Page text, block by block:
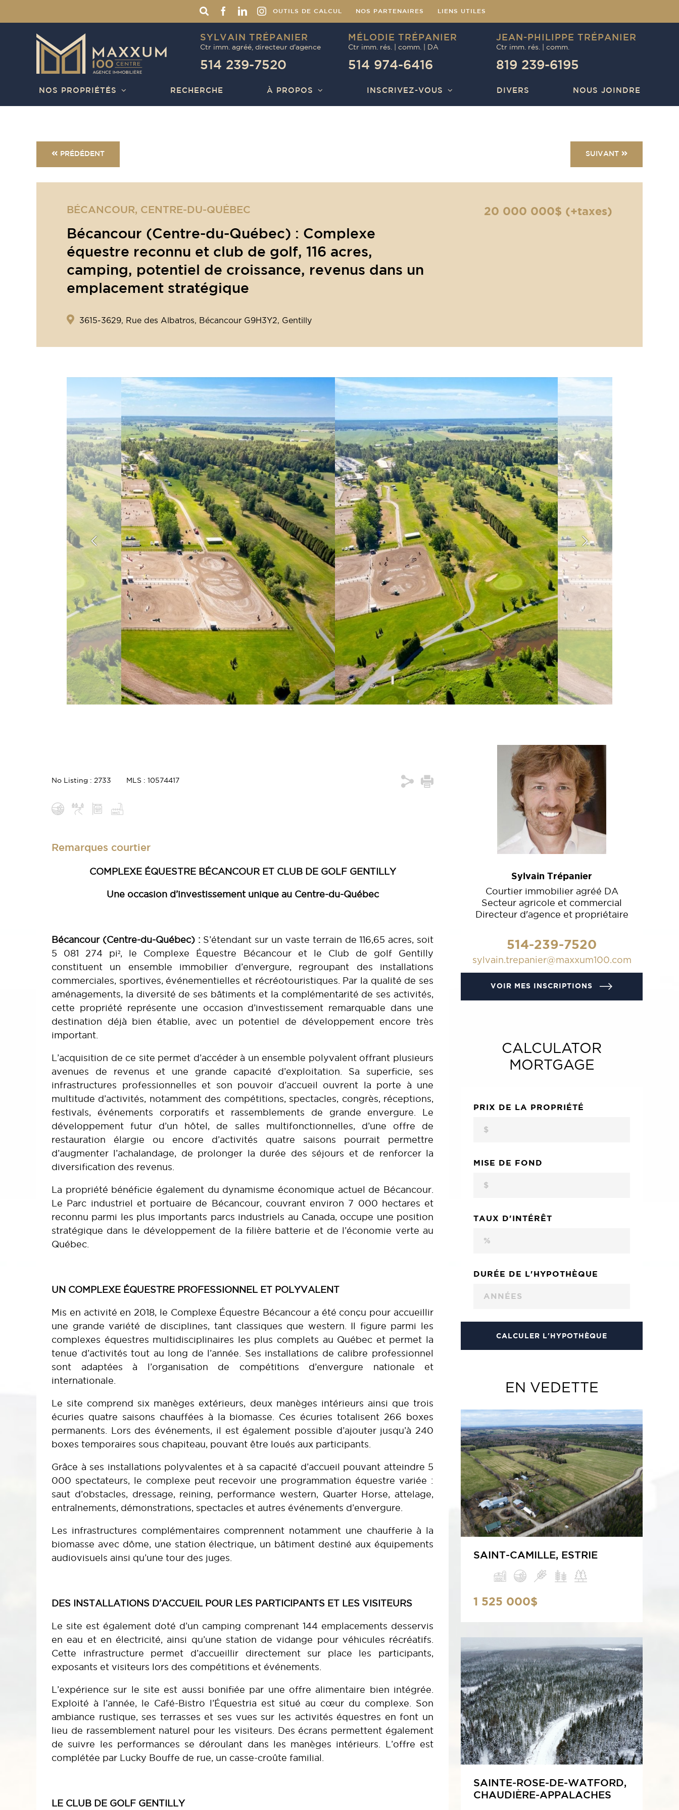
OUTILS DE CALCUL NOS PARTENAIRES LIENS UTILES
SYLVAIN TRÉPANIER
Ctr imm. agréé, directeur d'agence
514 239-7520
MÉLODIE TRÉPANIER
Ctr imm. rés. | comm. | DA
514 974-6416
JEAN-PHILIPPE TRÉPANIER
Ctr imm. rés. | comm.
819 239-6195
NOS PROPRIÉTÉS RECHERCHE À PROPOS INSCRIVEZ-VOUS DIVERS NOUS JOINDRE
PRÉDÉDENT SUIVANT
BÉCANCOUR, CENTRE-DU-QUÉBEC
Bécancour (Centre-du-Québec) : Complexe
équestre reconnu et club de golf, 116 acres,
camping, potentiel de croissance, revenus dans un
emplacement stratégique
3615-3629, Rue des Albatros, Bécancour G9H3Y2, Gentilly
20 000 000$ (+taxes)
No Listing : 2733 MLS : 10574417
Remarques courtier
COMPLEXE ÉQUESTRE BÉCANCOUR ET CLUB DE GOLF GENTILLY
Une occasion d’investissement unique au Centre-du-Québec
Bécancour (Centre-du-Québec) : S’étendant sur un vaste terrain de 116,65 acres, soit
5 081 274 pi², le Complexe Équestre Bécancour et le Club de golf Gentilly
constituent un ensemble immobilier d’envergure, regroupant des installations
commerciales, sportives, événementielles et récréotouristiques. Par la qualité de ses
aménagements, la diversité de ses bâtiments et la complémentarité de ses activités,
cette propriété représente une occasion d’investissement remarquable dans une
destination déjà bien établie, avec un potentiel de développement encore très
important.
L’acquisition de ce site permet d’accéder à un ensemble polyvalent offrant plusieurs
avenues de revenus et une grande capacité d’exploitation. Sa superficie, ses
infrastructures professionnelles et son pouvoir d’accueil ouvrent la porte à une
multitude d’activités, notamment des compétitions, spectacles, congrès, réceptions,
festivals, événements corporatifs et rassemblements de grande envergure. Le
développement futur d’un hôtel, de salles multifonctionnelles, d’une offre de
restauration élargie ou encore d’activités quatre saisons pourrait permettre
d’augmenter l’achalandage, de prolonger la durée des séjours et de renforcer la
diversification des revenus.
La propriété bénéficie également du dynamisme économique actuel de Bécancour.
Le Parc industriel et portuaire de Bécancour, couvrant environ 7 000 hectares et
reconnu parmi les plus importants parcs industriels au Canada, occupe une position
stratégique dans le développement de la filière batterie et de l’économie verte au
Québec.
UN COMPLEXE ÉQUESTRE PROFESSIONNEL ET POLYVALENT
Mis en activité en 2018, le Complexe Équestre Bécancour a été conçu pour accueillir
une grande variété de disciplines, tant classiques que western. Il figure parmi les
complexes équestres multidisciplinaires les plus complets au Québec et permet la
tenue d’activités tout au long de l’année. Ses installations de calibre professionnel
sont adaptées à l’organisation de compétitions d’envergure nationale et
internationale.
Le site comprend six manèges extérieurs, deux manèges intérieurs ainsi que trois
écuries quatre saisons chauffées à la biomasse. Ces écuries totalisent 266 boxes
permanents. Lors des événements, il est également possible d’ajouter jusqu’à 240
boxes temporaires sous chapiteau, pouvant être loués aux participants.
Grâce à ses installations polyvalentes et à sa capacité d’accueil pouvant atteindre 5
000 spectateurs, le complexe peut recevoir une programmation équestre variée :
saut d’obstacles, dressage, reining, performance western, Quarter Horse, attelage,
entraînements, démonstrations, spectacles et autres événements d’envergure.
Les infrastructures complémentaires comprennent notamment une chaufferie à la
biomasse avec dôme, une station électrique, un bâtiment destiné aux équipements
audiovisuels ainsi qu’une tour des juges.
DES INSTALLATIONS D’ACCUEIL POUR LES PARTICIPANTS ET LES VISITEURS
Le site est également doté d’un camping comprenant 144 emplacements desservis
en eau et en électricité, ainsi qu’une station de vidange pour véhicules récréatifs.
Cette infrastructure permet d’accueillir directement sur place les participants,
exposants et visiteurs lors des compétitions et événements.
L’expérience sur le site est aussi bonifiée par une offre alimentaire bien intégrée.
Exploité à l’année, le Café-Bistro l’Équestria est situé au cœur du complexe. Son
ambiance rustique, ses terrasses et ses vues sur les activités équestres en font un
lieu de rassemblement naturel pour les visiteurs. Des écrans permettent également
de suivre les performances se déroulant dans les manèges intérieurs. L’offre est
complétée par Lucky Bouffe de rue, un casse-croûte familial.
LE CLUB DE GOLF GENTILLY
Sylvain Trépanier
Courtier immobilier agréé DA
Secteur agricole et commercial
Directeur d'agence et propriétaire
514-239-7520
sylvain.trepanier@maxxum100.com
VOIR MES INSCRIPTIONS
CALCULATOR
MORTGAGE
PRIX DE LA PROPRIÉTÉ
MISE DE FOND
TAUX D'INTÉRÊT
DURÉE DE L'HYPOTHÈQUE
EN VEDETTE
SAINT-CAMILLE, ESTRIE
1 525 000$
SAINTE-ROSE-DE-WATFORD,
CHAUDIÈRE-APPALACHES